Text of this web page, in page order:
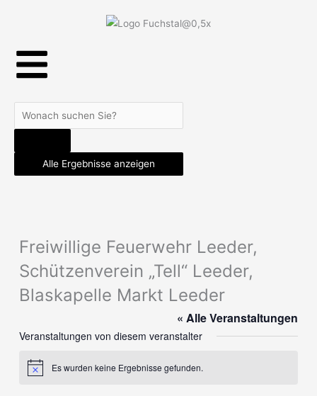
Search
...
Alle Ergebnisse anzeigen
Freiwillige Feuerwehr Leeder,
Schützenverein „Tell“ Leeder,
Blaskapelle Markt Leeder
« Alle Veranstaltungen
Veranstaltungen von diesem veranstalter
HinweisEs wurden keine Ergebnisse gefunden.